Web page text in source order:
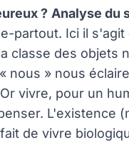
? Analyse du
partout. Ici il
classe des objets
nous » nous
vivre, pour un
L'existence
de vivre